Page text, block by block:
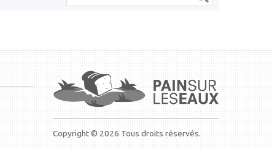
Copyright © 2026 Tous droits réservés.